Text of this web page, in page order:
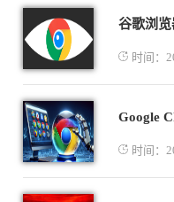
时间：
时间：